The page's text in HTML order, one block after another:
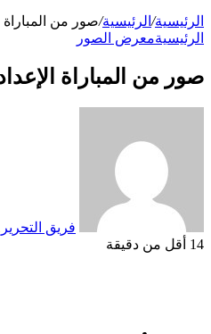
الرئيسية/ الرئيسية/صور من المباراة
الرئيسيةمعرض الصور
صور من المباراة
فريق التحرير
14 أقل من دقيقة